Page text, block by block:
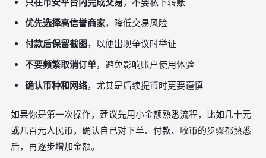
优先选择高信誉商家，降低交易风险
付款后保留截图，以便出现争议时举证
不要频繁取消订单，避免影响账户使用体验
确认币种和网络，尤其是后续提币时更要谨慎
如果你是第一次操作，建议先用小金额熟悉流程，比如几十元
或几百元人民币，确认自己对下单、付款、收币的步骤都熟悉
后，再逐步增加金额。